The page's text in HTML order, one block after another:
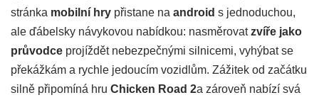
stránka mobilní hry přistane na android s jednoduchou,
ale ďábelsky návykovou nabídkou: nasměrovatzvíře jako
průvodce projíždět nebezpečnými silnicemi, vyhýbat se
překážkám a rychle jedoucím vozidlům. Zážitek od začátku
silně připomíná hru Chicken Road 2a zároveň nabízí svá